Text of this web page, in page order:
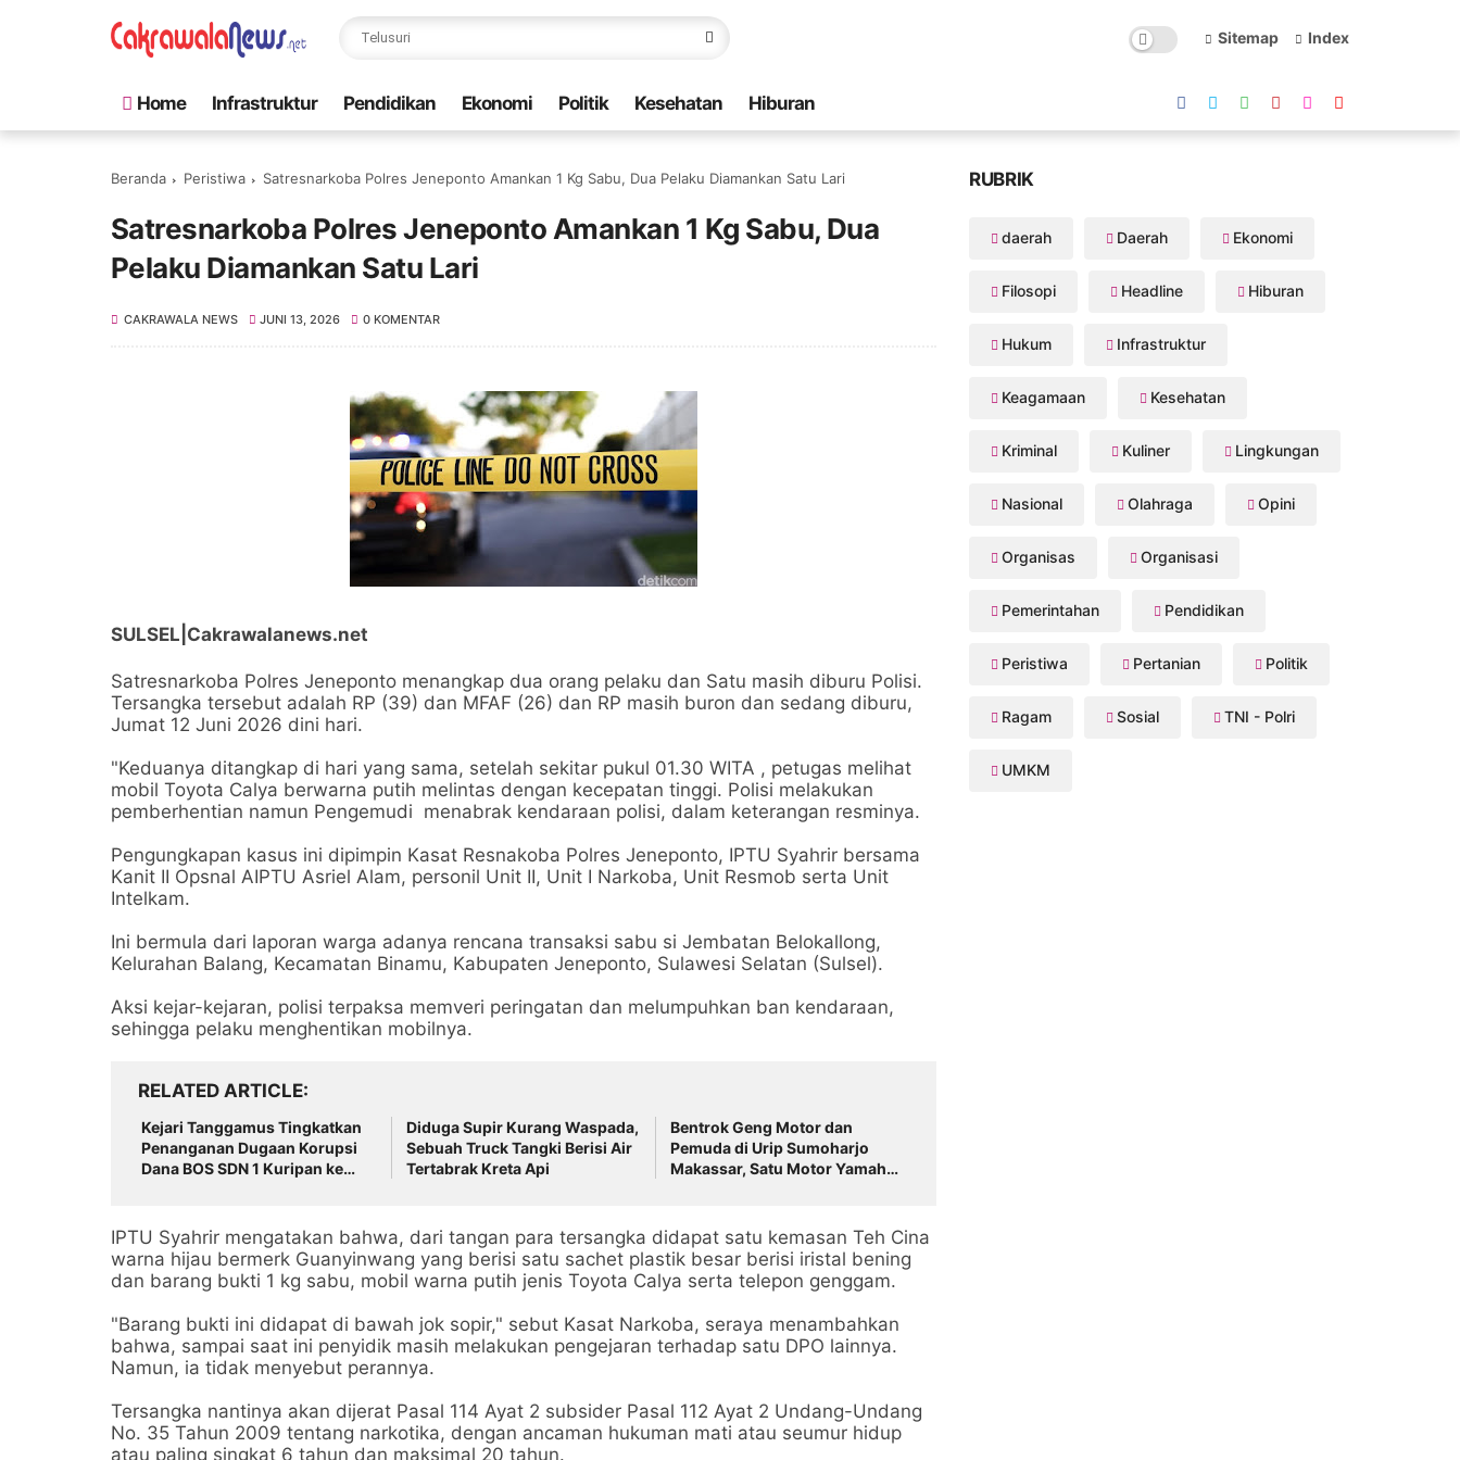
Sitemap Index
Home Infrastruktur Pendidikan Ekonomi Politik Kesehatan Hiburan
Beranda Peristiwa Satresnarkoba Polres Jeneponto Amankan 1 Kg Sabu, Dua Pelaku Diamankan Satu Lari
Satresnarkoba Polres Jeneponto Amankan 1 Kg Sabu, Dua
Pelaku Diamankan Satu Lari
CAKRAWALA NEWS JUNI 13, 2026 0 KOMENTAR
SULSEL|Cakrawalanews.net
Satresnarkoba Polres Jeneponto menangkap dua orang pelaku dan Satu masih diburu Polisi.
Tersangka tersebut adalah RP (39) dan MFAF (26) dan RP masih buron dan sedang diburu,
Jumat 12 Juni 2026 dini hari.
"Keduanya ditangkap di hari yang sama, setelah sekitar pukul 01.30 WITA , petugas melihat
mobil Toyota Calya berwarna putih melintas dengan kecepatan tinggi. Polisi melakukan
pemberhentian namun Pengemudi menabrak kendaraan polisi, dalam keterangan resminya.
Pengungkapan kasus ini dipimpin Kasat Resnakoba Polres Jeneponto, IPTU Syahrir bersama
Kanit II Opsnal AIPTU Asriel Alam, personil Unit II, Unit I Narkoba, Unit Resmob serta Unit
Intelkam.
Ini bermula dari laporan warga adanya rencana transaksi sabu si Jembatan Belokallong,
Kelurahan Balang, Kecamatan Binamu, Kabupaten Jeneponto, Sulawesi Selatan (Sulsel).
Aksi kejar-kejaran, polisi terpaksa memveri peringatan dan melumpuhkan ban kendaraan,
sehingga pelaku menghentikan mobilnya.
RELATED ARTICLE
Kejari Tanggamus Tingkatkan
Penanganan Dugaan Korupsi
Dana BOS SDN 1 Kuripan ke
Diduga Supir Kurang Waspada,
Sebuah Truck Tangki Berisi Air
Tertabrak Kreta Api
Bentrok Geng Motor dan
Pemuda di Urip Sumoharjo
Makassar, Satu Motor Yamaha
IPTU Syahrir mengatakan bahwa, dari tangan para tersangka didapat satu kemasan Teh Cina
warna hijau bermerk Guanyinwang yang berisi satu sachet plastik besar berisi iristal bening
dan barang bukti 1 kg sabu, mobil warna putih jenis Toyota Calya serta telepon genggam.
"Barang bukti ini didapat di bawah jok sopir," sebut Kasat Narkoba, seraya menambahkan
bahwa, sampai saat ini penyidik masih melakukan pengejaran terhadap satu DPO lainnya.
Namun, ia tidak menyebut perannya.
Tersangka nantinya akan dijerat Pasal 114 Ayat 2 subsider Pasal 112 Ayat 2 Undang-Undang
No. 35 Tahun 2009 tentang narkotika, dengan ancaman hukuman mati atau seumur hidup
atau paling singkat 6 tahun dan maksimal 20 tahun.
RUBRIK
daerah Daerah Ekonomi
Filosopi Headline Hiburan
Hukum Infrastruktur
Keagamaan Kesehatan
Kriminal Kuliner Lingkungan
Nasional Olahraga Opini
Organisas Organisasi
Pemerintahan Pendidikan
Peristiwa Pertanian Politik
Ragam Sosial TNI - Polri
UMKM